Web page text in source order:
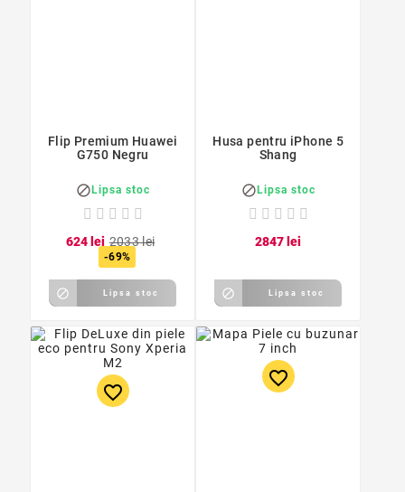
Flip Premium Huawei
G750 Negru
 Lipsa stoc
624lei 2033lei
-69%
 Lipsa stoc
Husa pentru iPhone 5
Shang
 Lipsa stoc
2847 lei
 Lipsa stoc
favorite_border
favorite_border